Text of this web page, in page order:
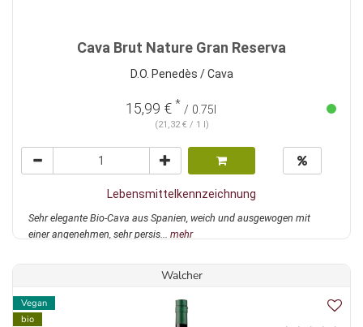
Cava Brut Nature Gran Reserva
D.O. Penedès / Cava
15,99 € * / 0.75l
(21,32 € / 1 l)
Lebensmittelkennzeichnung
Sehr elegante Bio-Cava aus Spanien, weich und ausgewogen mit
einer angenehmen, sehr persis... mehr
Walcher
Vegan
bio